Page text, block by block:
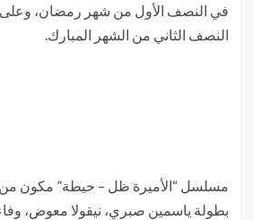
النصف الثاني من الشهر المبارك.
بطولة ياسمين صبري، نيقولا معوض،